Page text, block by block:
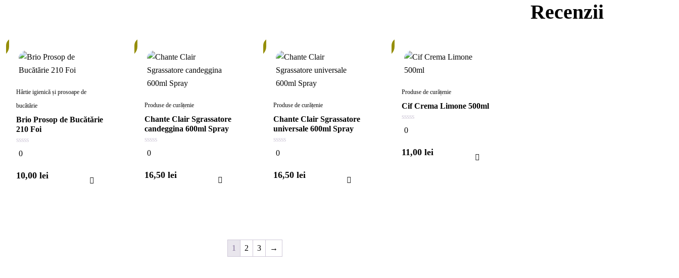
Hârtie igienică și prosoape de
bucătărie
Brio Prosop de Bucătărie
210 Foi
0
din
0
10,00 lei
Produse de curățenie
Chante Clair Sgrassatore
candeggina 600ml Spray
0
din
0
16,50lei
Produse de curățenie
Chante Clair Sgrassatore
universale 600ml Spray
0
din
0
16,50 lei
Produse de curățenie
Cif Crema Limone 500ml
0
din
0
11,00lei
1 2 3 →
Recenzii